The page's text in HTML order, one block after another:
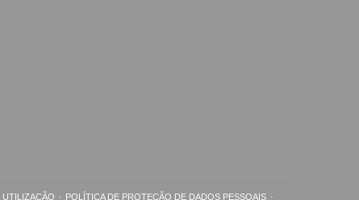
POLÍTICA DE PROTEÇÃO DE DADOS PESSOAIS